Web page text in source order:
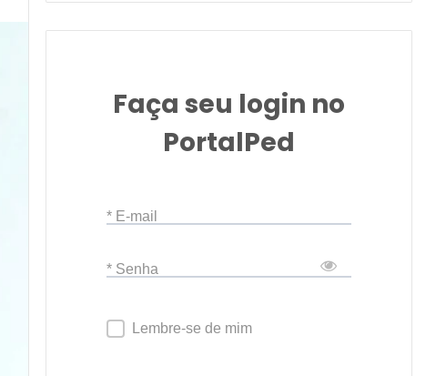
Faça seu login no
PortalPed
* E-mail
* Senha
Lembre-se de mim